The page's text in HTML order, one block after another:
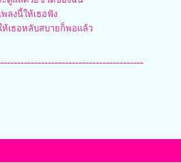
ลงนี้ให้เธอฟัง
เธอหลับสบายก็พอแล้ว